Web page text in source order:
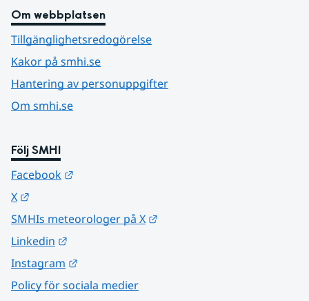
Om webbplatsen
Tillgänglighetsredogörelse
Kakor på smhi.se
Hantering av personuppgifter
Om smhi.se
Följ SMHI
Facebook
X
SMHIs meteorologer på X
Linkedin
Instagram
Policy för sociala medier